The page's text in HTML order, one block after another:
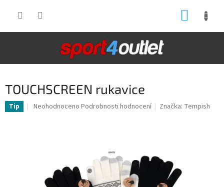
TOUCHSCREEN rukavice
Tip
Průměrné
hvězdiček.
Neohodnoceno Podrobnosti hodnocení Značka: Tempish